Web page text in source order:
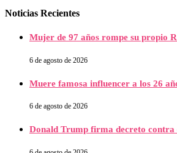
Noticias Recientes
Mujer de 97 años rompe su propio
6 de agosto de 2026
Muere famosa influencer a los 26
6 de agosto de 2026
Donald Trump firma decreto contra